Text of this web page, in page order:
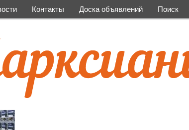
Контакты Доска объявлений Поиск